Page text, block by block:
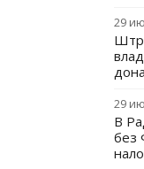
29
29
В
без